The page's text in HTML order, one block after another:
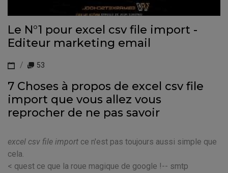
Le N°1 pour excel csv file import -
Editeur marketing email
53
7 Choses à propos de excel csv file
import que vous allez vous
reprocher de ne pas savoir
excel csv file import ce n'est pas toujours aussi simple que
cela.
< quest ce que la roue magique de google !-- smtp